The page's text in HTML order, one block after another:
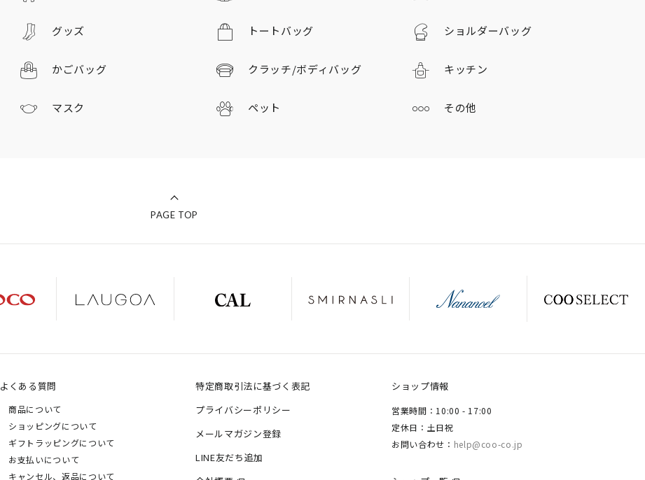
グッズ トートバッグ ショルダーバッグ
かごバッグ クラッチ/ボディバッグ キッチン
マスク ペット その他
PAGE TOP
よくある質問
商品について
ショッピングについて
ギフトラッピングについて
お支払いについて
キャンセル、返品について
特定商取引法に基づく表記
プライバシーポリシー
メールマガジン登録
LINE友だち追加
ショップ情報
営業時間：10:00 - 17:00
定休日：土日祝
お問い合わせ： help@coo-co.jp